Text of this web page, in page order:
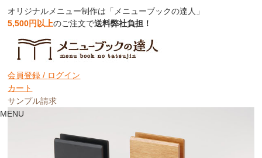
オリジナルメニュー制作は「メニューブックの達人」
5,500円以上のご注文で送料弊社負担！
会員登録 / ログイン
カート
サンプル請求
MENU
【メニューブックスタンド】木製メニュｰ
立て【厚型】【MTBS-71】